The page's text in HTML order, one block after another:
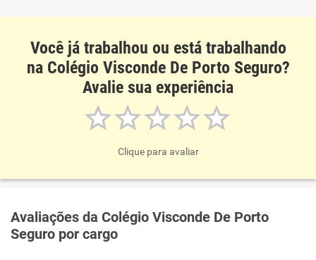
Você já trabalhou ou está trabalhando
na Colégio Visconde De Porto Seguro?
Avalie sua experiência
Clique para avaliar
Avaliações da Colégio Visconde De Porto
Seguro por cargo